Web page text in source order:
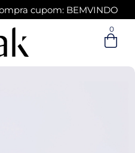
cupom: BEMVINDO
de R$ 399,00
0